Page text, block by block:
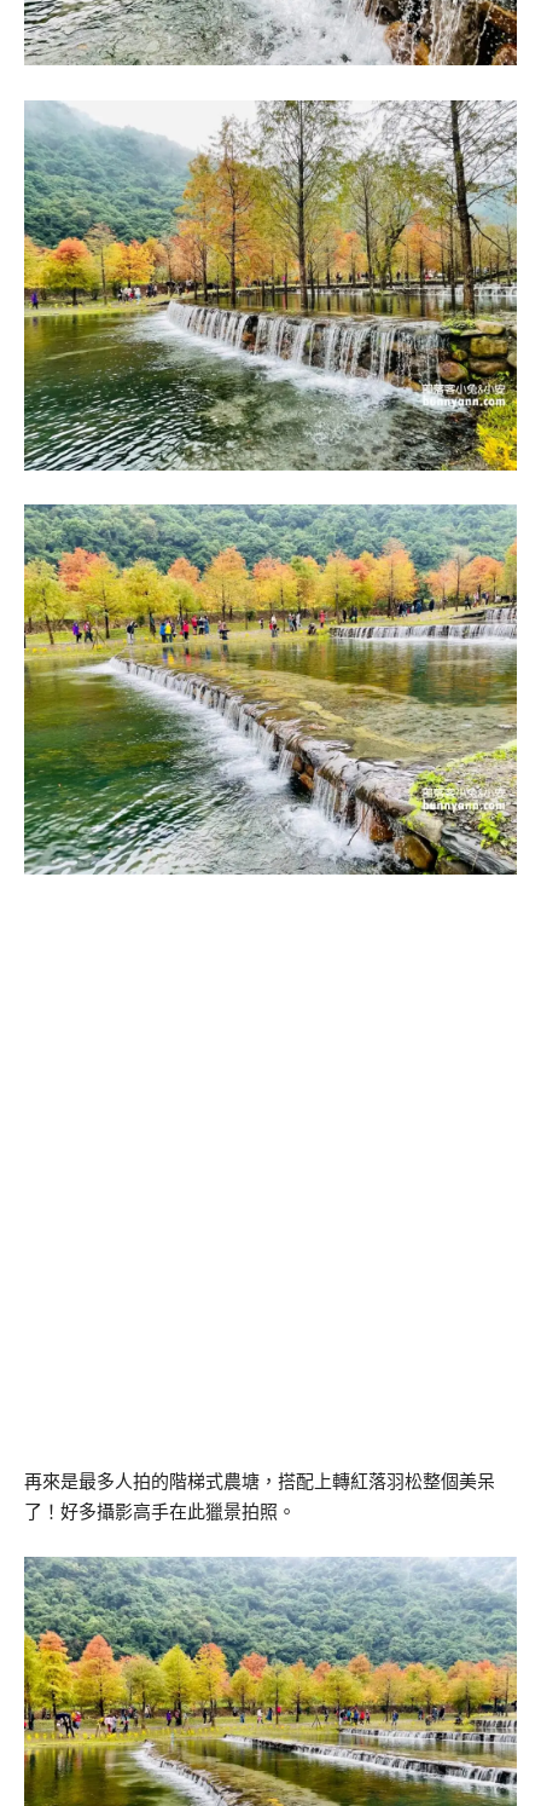
再來是最多人拍的階梯式農塘，搭配上轉紅落羽松整個美呆
了！好多攝影高手在此獵景拍照。